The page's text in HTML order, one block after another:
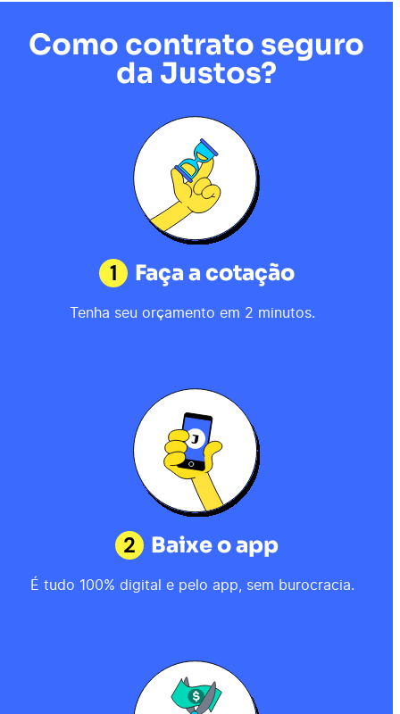
Como contrato seguro
da Justos?
1 Faça a cotação
Tenha seu orçamento em 2 minutos.
2 Baixe o app
É tudo 100% digital e pelo app, sem burocracia.